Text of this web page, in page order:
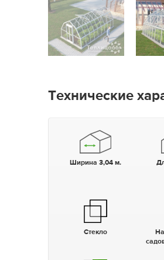
Технические
Ширина 3,04 м.
Стекло